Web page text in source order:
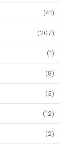
(41)
(207)
(1)
(8)
(3)
(12)
(2)